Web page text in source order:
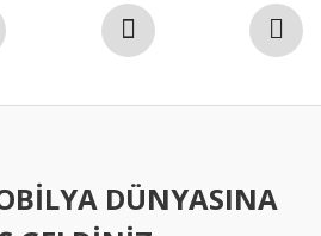
DÜNYASINA